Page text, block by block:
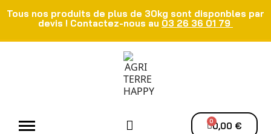
Tous nos produits de plus de 30kg sont disponbles par
devis ! Contactez-nous au 03 26 36 01 79
0,00 €